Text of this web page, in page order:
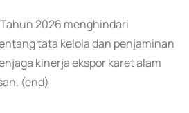
2026 menghindari
tata kelola dan penjaminan
kinerja ekspor karet alam
(end)